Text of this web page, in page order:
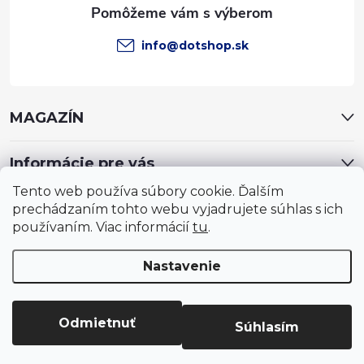
Tento web používa súbory cookie. Ďalším
prechádzaním tohto webu vyjadrujete súhlas s ich
používaním. Viac informácií tu.
Nastavenie
Odmietnuť Súhlasím
info@dotshop.sk
MAGAZÍN
Informácie pre vás
Copyright 2026DotShop - všetko pre záhradu, dom, chovateľa,
. Všetky práva vyhradené.Upraviť nastavenie cookies